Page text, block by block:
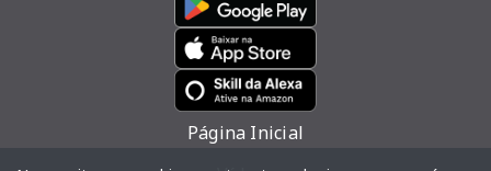
Página Inicial